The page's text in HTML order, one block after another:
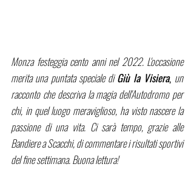
Monza festeggia cento anni nel 2022. L'occasione
merita una puntata speciale di Giù la Visiera, un
racconto che descriva la magia dell'Autodromo per
chi, in quel luogo meraviglioso, ha visto nascere la
passione di una vita. Ci sarà tempo, grazie alle
Bandiere a Scacchi, di commentare i risultati sportivi
del fine settimana. Buona lettura!